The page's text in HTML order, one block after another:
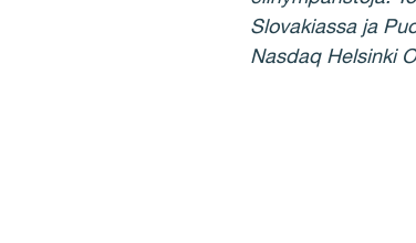
Slovakiassa ja
Nasdaq Helsinki